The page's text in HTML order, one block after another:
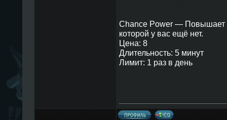
Chance Power — Повышает
которой у вас ещё нет.
Цена: 8
Длительность: 5 минут
Лимит: 1 раз в день